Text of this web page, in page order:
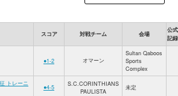
スコア 対戦チーム 会場
公式
記録
●1-2 オマーン
Sultan Qaboos
Sports
Complex
トレーニ
●4-5
S.C.CORINTHIANS
PAULISTA
未定